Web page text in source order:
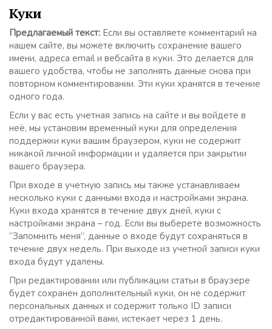
Куки
Предлагаемый текст: Если вы оставляете комментарий на
нашем сайте, вы можете включить сохранение вашего
имени, адреса email и вебсайта в куки. Это делается для
вашего удобства, чтобы не заполнять данные снова при
повторном комментировании. Эти куки хранятся в течение
одного года.
Если у вас есть учетная запись на сайте и вы войдете в
неё, мы установим временный куки для определения
поддержки куки вашим браузером, куки не содержит
никакой личной информации и удаляется при закрытии
вашего браузера.
При входе в учетную запись мы также устанавливаем
несколько куки с данными входа и настройками экрана.
Куки входа хранятся в течение двух дней, куки с
настройками экрана – год. Если вы выберете возможность
“Запомнить меня”, данные о входе будут сохраняться в
течение двух недель. При выходе из учетной записи куки
входа будут удалены.
При редактировании или публикации статьи в браузере
будет сохранен дополнительный куки, он не содержит
персональных данных и содержит только ID записи
отредактированной вами, истекает через 1 день.